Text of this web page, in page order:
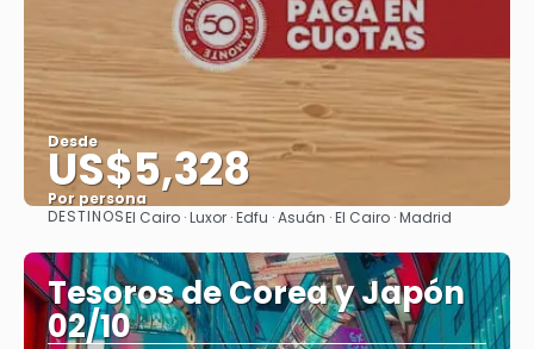
Desde
US$5,328
Por persona
Ver
DESTINOSEl Cairo · Luxor · Edfu · Asuán · El Cairo · Madrid
Tesoros de Corea y Japón
02/10